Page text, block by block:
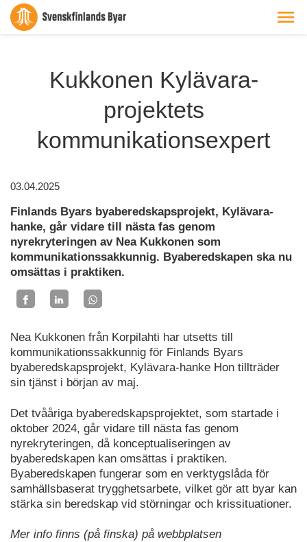
Kukkonen Kylävara-
projektets
kommunikationsexpert
03.04.2025
Finlands Byars byaberedskapsprojekt, Kylävara-
hanke, går vidare till nästa fas genom
nyrekryteringen av Nea Kukkonen som
kommunikationssakkunnig. Byaberedskapen ska nu
omsättas i praktiken.
Nea Kukkonen från Korpilahti har utsetts till
kommunikationssakkunnig för Finlands Byars
byaberedskapsprojekt, Kylävara-hanke Hon tillträder
sin tjänst i början av maj.
Det tvååriga byaberedskapsprojektet, som startade i
oktober 2024, går vidare till nästa fas genom
nyrekryteringen, då konceptualiseringen av
byaberedskapen kan omsättas i praktiken.
Byaberedskapen fungerar som en verktygslåda för
samhällsbaserat trygghetsarbete, vilket gör att byar kan
stärka sin beredskap vid störningar och krissituationer.
Mer info finns (på finska) på webbplatsen